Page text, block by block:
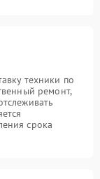
техники по
ремонт,
срока